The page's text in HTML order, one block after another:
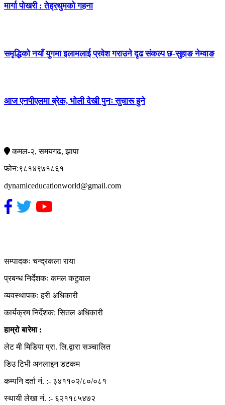
मार्गा पोखरी : तेह्रथुमको गहना
समृद्धिको नयाँ युगमा इलामलाई प्रवेश गराउने दृढ संकल्प छ-सुहाङ नेम्वाङ
आज एनपीएलमा ब्रेक, भाेली देखी पुनः सुचारू हुने
कमल-२, समयगढ, झापा
फोन:९८१४९७१८६१
dynamiceducationworld@gmail.com
सम्पादकः चन्द्रकला राया
प्रबन्ध निर्देशकः कमल कटुवाल
व्यवस्थापकः हरी अधिकारी
कार्यक्रम निर्देशक: सितल अधिकारी
हाम्रो बारेमा :
लेट मी मिडिया प्रा. लि.द्वारा सञ्चालित
डिउ टिभी अनलाइन डटकम
कम्पनि दर्ता नं. :- ३४११०२/८०/०८१
स्थायी लेखा नं. :- ६२११८५४७२